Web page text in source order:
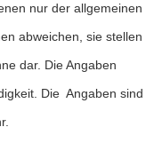
nur der allgemeinen
abweichen, sie stellen
dar. Die Angaben
Die Angaben sind